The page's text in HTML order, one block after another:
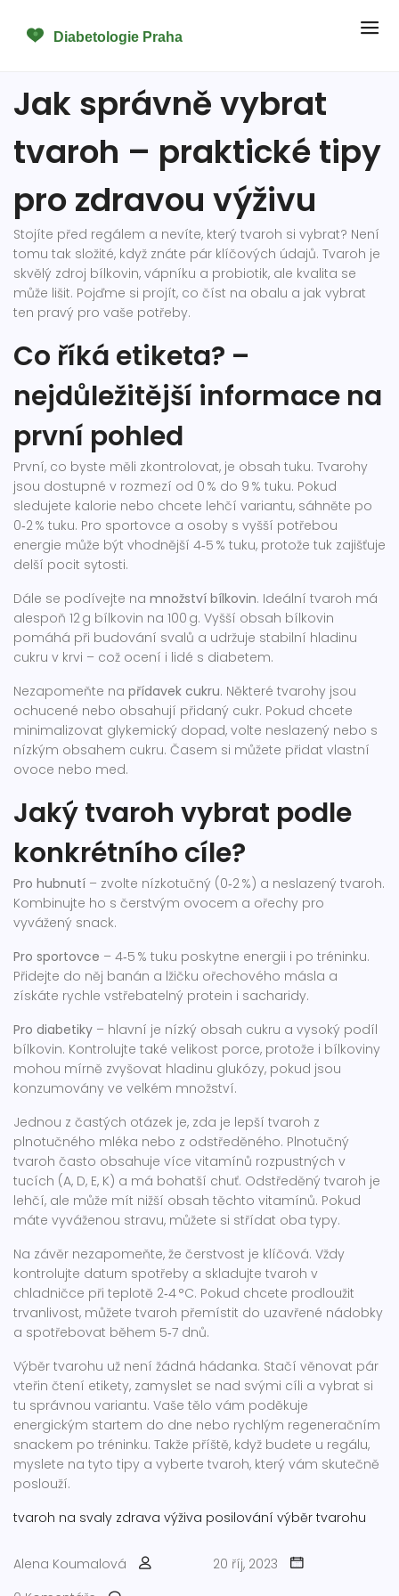
Jak správně vybrat
tvaroh – praktické tipy
pro zdravou výživu
Stojíte před regálem a nevíte, který tvaroh si vybrat? Není
tomu tak složité, když znáte pár klíčových údajů. Tvaroh je
skvělý zdroj bílkovin, vápníku a probiotik, ale kvalita se
může lišit. Pojďme si projít, co číst na obalu a jak vybrat
ten pravý pro vaše potřeby.
Co říká etiketa? –
nejdůležitější informace na
první pohled
První, co byste měli zkontrolovat, je obsah tuku. Tvarohy
jsou dostupné v rozmezí od 0 % do 9 % tuku. Pokud
sledujete kalorie nebo chcete lehčí variantu, sáhněte po
0‑2 % tuku. Pro sportovce a osoby s vyšší potřebou
energie může být vhodnější 4‑5 % tuku, protože tuk zajišťuje
delší pocit sytosti.
Dále se podívejte na množství bílkovin. Ideální tvaroh má
alespoň 12 g bílkovin na 100 g. Vyšší obsah bílkovin
pomáhá při budování svalů a udržuje stabilní hladinu
cukru v krvi – což ocení i lidé s diabetem.
Nezapomeňte na přídavek cukru. Některé tvarohy jsou
ochucené nebo obsahují přidaný cukr. Pokud chcete
minimalizovat glykemický dopad, volte neslazený nebo s
nízkým obsahem cukru. Časem si můžete přidat vlastní
ovoce nebo med.
Jaký tvaroh vybrat podle
konkrétního cíle?
Pro hubnutí – zvolte nízkotučný (0‑2 %) a neslazený tvaroh.
Kombinujte ho s čerstvým ovocem a ořechy pro
vyvážený snack.
Pro sportovce – 4‑5 % tuku poskytne energii i po tréninku.
Přidejte do něj banán a lžičku ořechového másla a
získáte rychle vstřebatelný protein i sacharidy.
Pro diabetiky – hlavní je nízký obsah cukru a vysoký podíl
bílkovin. Kontrolujte také velikost porce, protože i bílkoviny
mohou mírně zvyšovat hladinu glukózy, pokud jsou
konzumovány ve velkém množství.
Jednou z častých otázek je, zda je lepší tvaroh z
plnotučného mléka nebo z odstředěného. Plnotučný
tvaroh často obsahuje více vitamínů rozpustných v
tucích (A, D, E, K) a má bohatší chuť. Odstředěný tvaroh je
lehčí, ale může mít nižší obsah těchto vitamínů. Pokud
máte vyváženou stravu, můžete si střídat oba typy.
Na závěr nezapomeňte, že čerstvost je klíčová. Vždy
kontrolujte datum spotřeby a skladujte tvaroh v
chladničce při teplotě 2‑4 °C. Pokud chcete prodloužit
trvanlivost, můžete tvaroh přemístit do uzavřené nádobky
a spotřebovat během 5‑7 dnů.
Výběr tvarohu už není žádná hádanka. Stačí věnovat pár
vteřin čtení etikety, zamyslet se nad svými cíli a vybrat si
tu správnou variantu. Vaše tělo vám poděkuje
energickým startem do dne nebo rychlým regeneračním
snackem po tréninku. Takže příště, když budete u regálu,
myslete na tyto tipy a vyberte tvaroh, který vám skutečně
poslouží.
tvaroh na svaly zdrava výživa posilování výběr tvarohu
Alena Koumalová
20 říj, 2023